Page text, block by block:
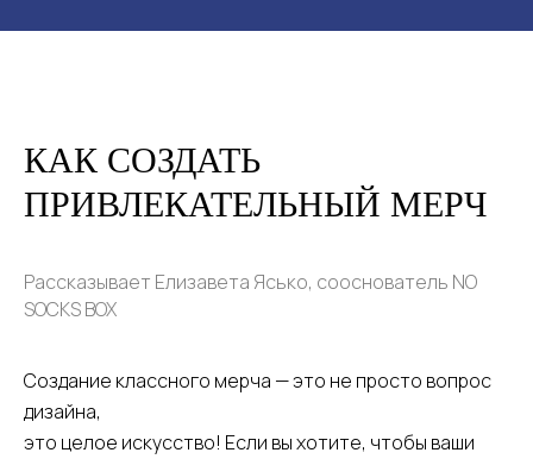
КАК СОЗДАТЬ
ПРИВЛЕКАТЕЛЬНЫЙ МЕРЧ
Рассказывает Елизавета Ясько, сооснователь NO
SOCKS BOX
Создание классного мерча — это не просто вопрос
дизайна,
это целое искусство! Если вы хотите, чтобы ваши